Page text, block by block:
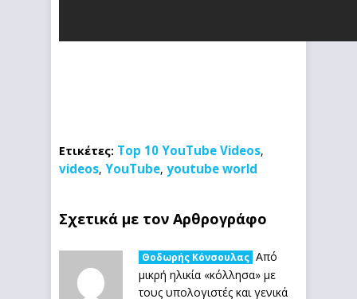
Ετικέτες: Top 10 YouTube Videos,
videos, YouTube, youtube world
Σχετικά με τον Αρθρογράφο
Θοδωρής Κόνσουλας Από
μικρή ηλικία «κόλλησα» με
τους υπολογιστές και γενικά